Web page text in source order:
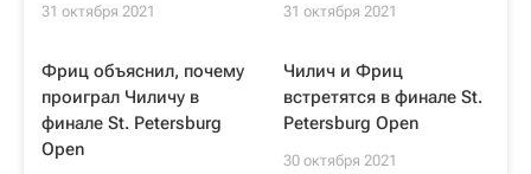
31 октября 2021 31 октября 2021
Фриц объяснил, почему
проиграл Чиличу в
финале St. Petersburg
Open
Чилич и Фриц
встретятся в финале St.
Petersburg Open
30 октября 2021